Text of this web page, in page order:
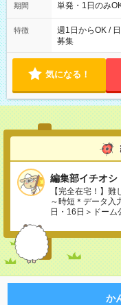
期間 単発・1日のみ
特徴
週1日からOK /
募集
気になる！
編集部イチオシ
【完全在宅！】
～時短＊データ入
日・16日＞ドー
か